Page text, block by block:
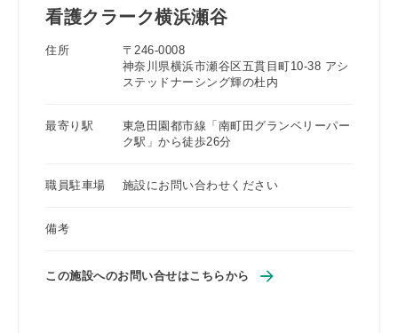
看護クラーク横浜瀬谷
住所
〒246-0008
神奈川県横浜市瀬谷区五貫目町10-38 アシ
ステッドナーシング輝の杜内
最寄り駅
東急田園都市線「南町田グランベリーパー
ク駅」から徒歩26分
職員駐車場 施設にお問い合わせください
備考
この施設へのお問い合せはこちらから